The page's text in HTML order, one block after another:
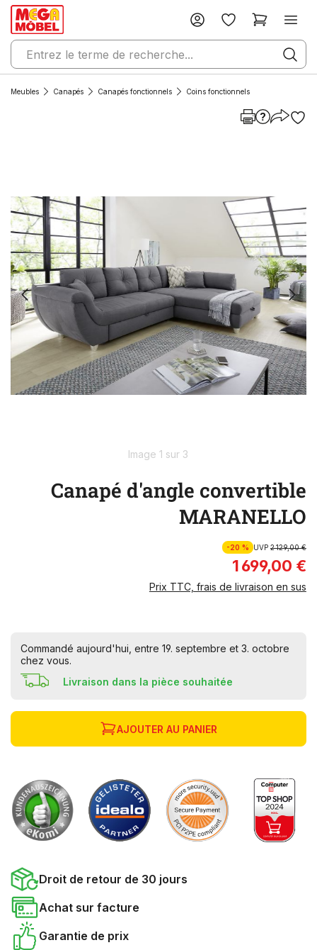
Meubles Canapés Canapés fonctionnels Coins fonctionnels
Image 1 sur 3
Canapé d'angle convertible
MARANELLO
-20 % UVP2 129,00 €
1 699,00 €
Prix TTC, frais de livraison en sus
Commandé aujourd'hui, entre 19. septembre et 3. octobre
chez vous.
Livraison dans la pièce souhaitée
AJOUTER AU PANIER
Droit de retour de 30 jours
Achat sur facture
Garantie de prix